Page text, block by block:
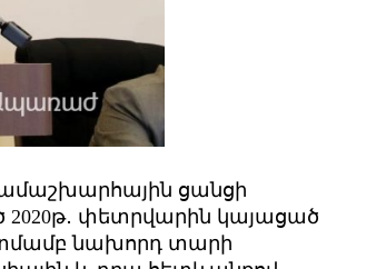
ցանցի
2020թ․ փետրվարին կայացած
նախորդ տարի